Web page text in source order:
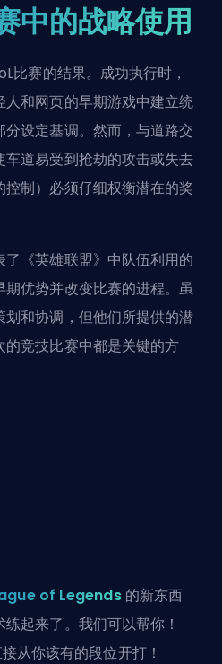
中的战略使用
比赛的结果。成功执行时，
人和网页的早期游戏中建立统
设定基调。然而，与道路交
道易受到抢劫的攻击或失去
制）必须仔细权衡潜在的奖
《英雄联盟》中队伍利用的
优势并改变比赛的进程。虽
和协调，但他们所提供的潜
竞技比赛中都是关键的方
of Legends的新东西
起来了。我们可以帮你！
从你该有的段位开打！